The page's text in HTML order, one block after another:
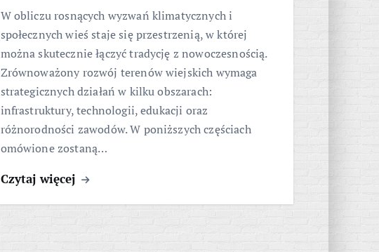
W obliczu rosnących wyzwań klimatycznych i
społecznych wieś staje się przestrzenią, w której
można skutecznie łączyć tradycję z nowoczesnością.
Zrównoważony rozwój terenów wiejskich wymaga
strategicznych działań w kilku obszarach:
infrastruktury, technologii, edukacji oraz
różnorodności zawodów. W poniższych częściach
omówione zostaną…
Czytaj więcej